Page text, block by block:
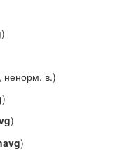
)
, ненорм. в.)
)
)
)